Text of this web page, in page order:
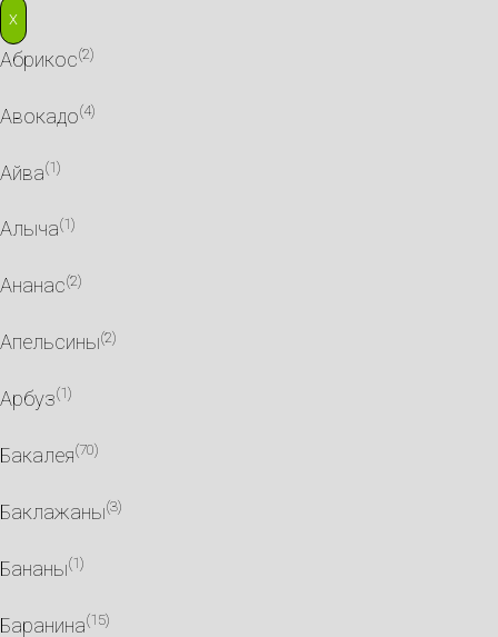
X
Абрикос(2)
Авокадо(4)
Айва(1)
Алыча(1)
Ананас(2)
Апельсины(2)
Арбуз(1)
Бакалея(70)
Баклажаны(3)
Бананы(1)
Баранина(15)